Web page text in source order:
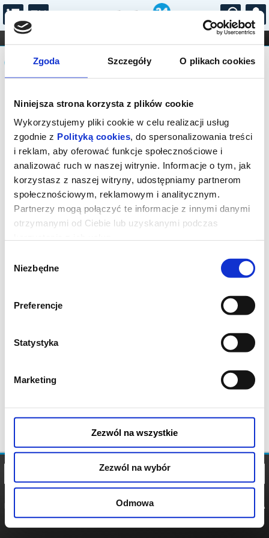
Zgoda Szczegóły O plikach cookies
Niniejsza strona korzysta z plików cookie
Wykorzystujemy pliki cookie w celu realizacji usług
zgodnie z Polityką cookies, do spersonalizowania treści
i reklam, aby oferować funkcje społecznościowe i
analizować ruch w naszej witrynie. Informacje o tym, jak
korzystasz z naszej witryny, udostępniamy partnerom
społecznościowym, reklamowym i analitycznym.
Partnerzy mogą połączyć te informacje z innymi danymi
otrzymanymi od Ciebie lub uzyskanymi podczas
zgody
Niezbędne
Preferencje
Statystyka
Marketing
Zezwól na wszystkie
Zezwól na wybór
Odmowa
...
FILHARMONIA OPERA I BALET
STAND-UP
DLA DZIECI
Komunikat
Sprzedaż biletów on-line na wydarzenie
została zakończona.
POLITYKA
POLITYKA